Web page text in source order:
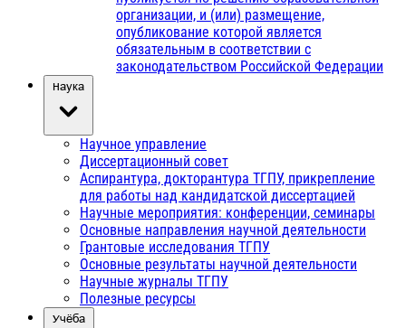
организации, и (или) размещение,
опубликование которой является
обязательным в соответствии с
законодательством Российской Федерации
Наука
Научное управление
Диссертационный совет
Аспирантура, докторантура ТГПУ, прикрепление
для работы над кандидатской диссертацией
Научные мероприятия: конференции, семинары
Основные направления научной деятельности
Грантовые исследования ТГПУ
Основные результаты научной деятельности
Научные журналы ТГПУ
Полезные ресурсы
Учёба